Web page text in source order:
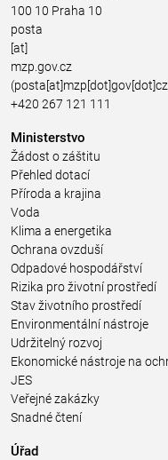
100 10 Praha 10
posta
[at]
mzp.gov.cz
+420 267 121 111
Ministerstvo
Žádost o záštitu
Přehled dotací
Příroda a krajina
Voda
Klima a energetika
Ochrana ovzduší
Odpadové hospodářství
Rizika pro životní prostředí
Stav životního prostředí
Environmentální nástroje
Udržitelný rozvoj
Ekonomické nástroje na
JES
Veřejné zakázky
Snadné čtení
Úřad